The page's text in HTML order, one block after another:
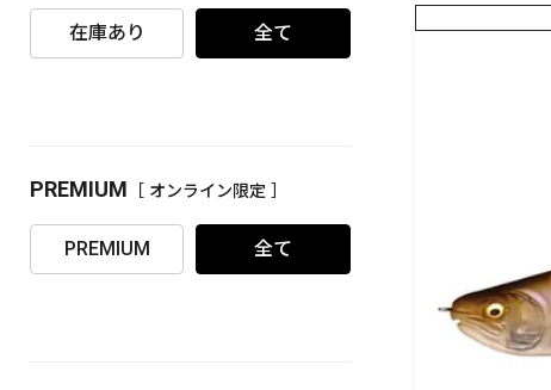
2026 NEW PRODUCTS
在庫あり 全て
PREMIUM ［ オンライン限定 ］
PREMIUM 全て